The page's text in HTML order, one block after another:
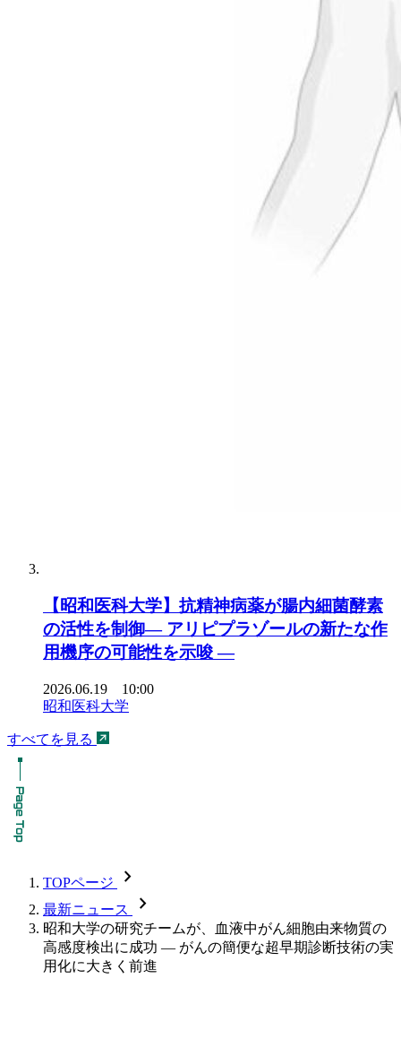
【昭和医科大学】抗精神病薬が腸内細菌酵素
の活性を制御― アリピプラゾールの新たな作
用機序の可能性を示唆 ―
2026.06.19 10:00
昭和医科大学
すべてを見る
TOPページ chevron_forward
最新ニュース chevron_forward
昭和大学の研究チームが、血液中がん細胞由来物質の
高感度検出に成功 — がんの簡便な超早期診断技術の実
用化に大きく前進